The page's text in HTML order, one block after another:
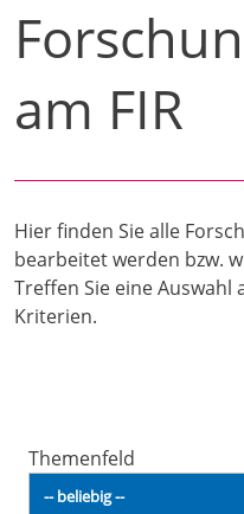
am FIR
Hier finden Sie alle
bearbeitet werden bzw.
Treffen Sie eine
Kriterien.
Themenfeld